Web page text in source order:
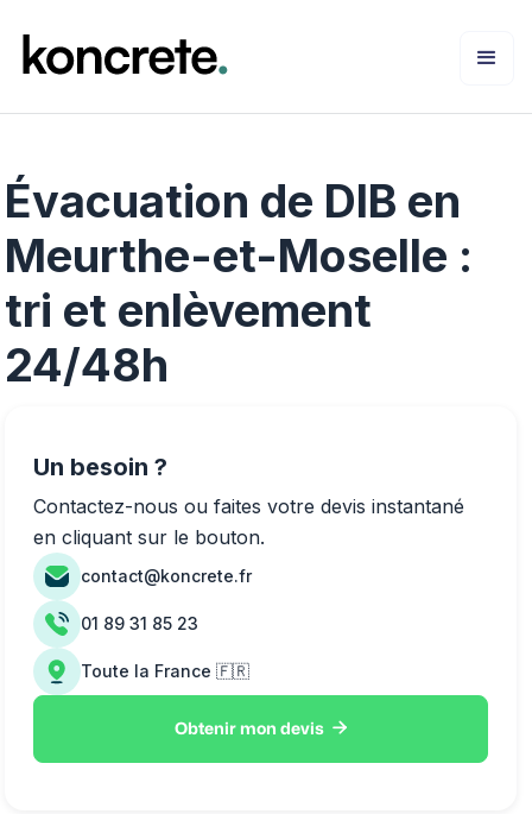
Évacuation de DIB en
Meurthe-et-Moselle :
tri et enlèvement
24/48h
Un besoin ?
Contactez-nous ou faites votre devis instantané
en cliquant sur le bouton.
contact@koncrete.fr
01 89 31 85 23
Toute la France 🇫🇷
Obtenir mon devis 